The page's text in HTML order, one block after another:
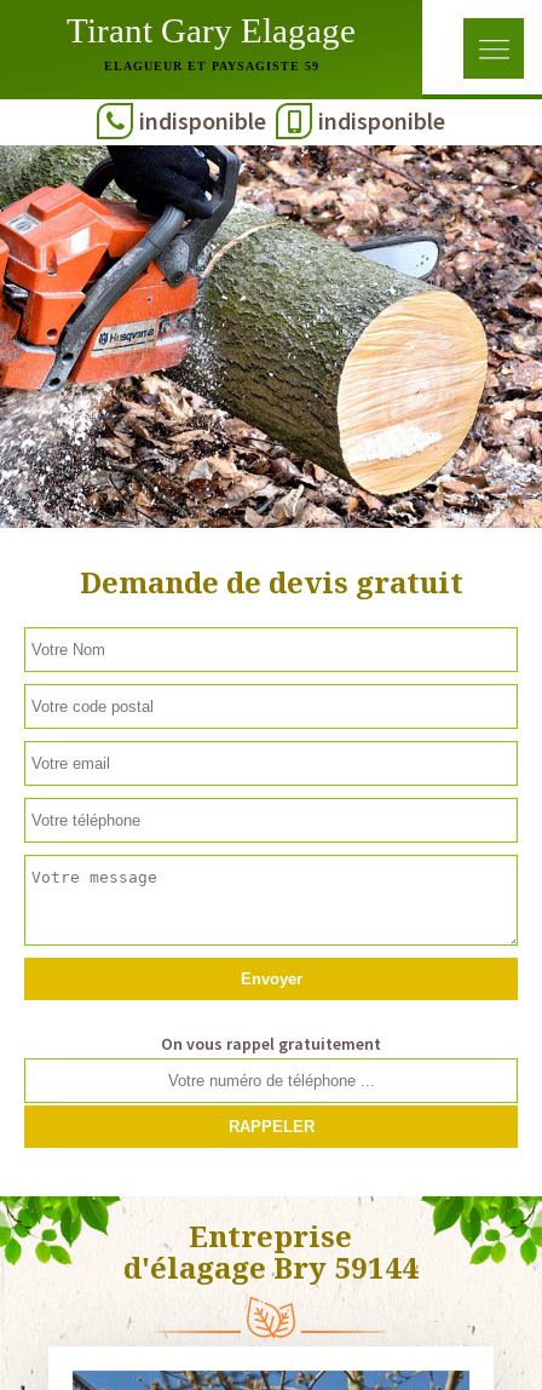
Tirant Gary Elagage
ELAGUEUR ET PAYSAGISTE 59
indisponible indisponible
Demande de devis gratuit
On vous rappel gratuitement
Entreprise
d'élagage Bry 59144